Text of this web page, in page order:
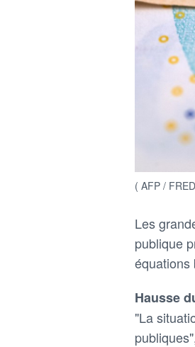
( AFP /
Les
publique
équations
Hausse
"La